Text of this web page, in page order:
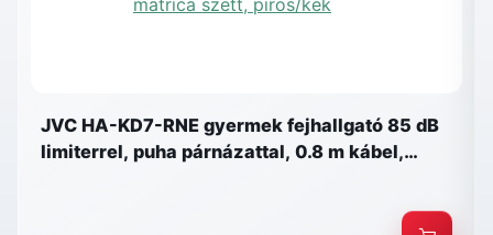
JVC HA-KD7-RNE gyermek fejhallgató 85 dB
limiterrel, puha párnázattal, 0.8 m kábel,